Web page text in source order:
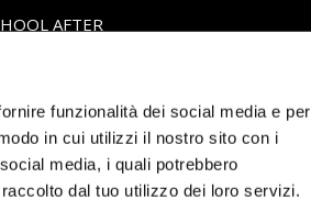
funzionalità dei social media e per
in cui utilizzi il nostro sito con i
media, i quali potrebbero
dal tuo utilizzo dei loro servizi.
AFTER
LINGUISTICHE